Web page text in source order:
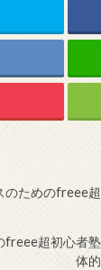
のためのfreee
freee超初心
体